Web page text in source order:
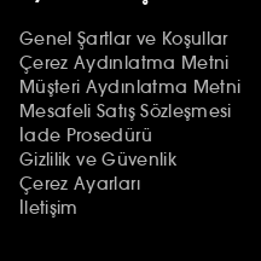
Genel Şartlar ve Koşullar
Çerez Aydınlatma Metni
Müşteri Aydınlatma Metni
Mesafeli Satış Sözleşmesi
İade Prosedürü
Gizlilik ve Güvenlik
Çerez Ayarları
İletişim